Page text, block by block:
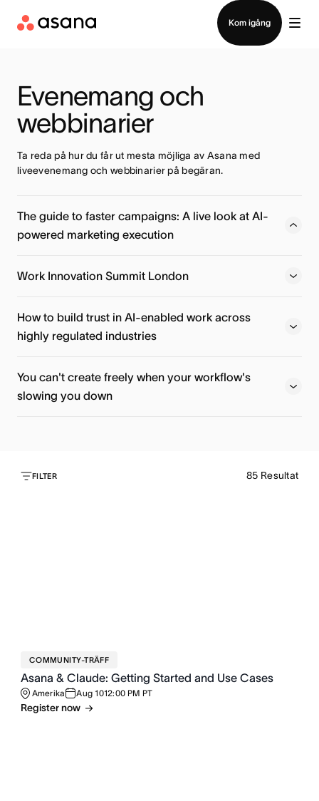
Kom igång
Evenemang och
webbinarier
Ta reda på hur du får ut mesta möjliga av Asana med
liveevenemang och webbinarier på begäran.
The guide to faster campaigns: A live look at AI-
powered marketing execution
to deploy specialized AI Teammates that handle localized
Work Innovation Summit London
How to build trust in AI-enabled work across
highly regulated industries
You can't create freely when your workflow's
slowing you down
Watch now
FILTER 85 Resultat
COMMUNITY-TRÄFF
Asana & Claude: Getting Started and Use Cases
Amerika Aug 1012:00 PM PT
Register now